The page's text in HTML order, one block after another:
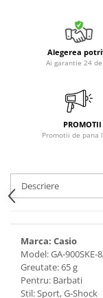
Alegerea
Ai garantie 24
PROMOTII
Promotii de pana
Descriere
Marca: Casio
Model: GA-900SKE-
Greutate: 65 g
Pentru: Barbati
Stil: Sport, G-Shock